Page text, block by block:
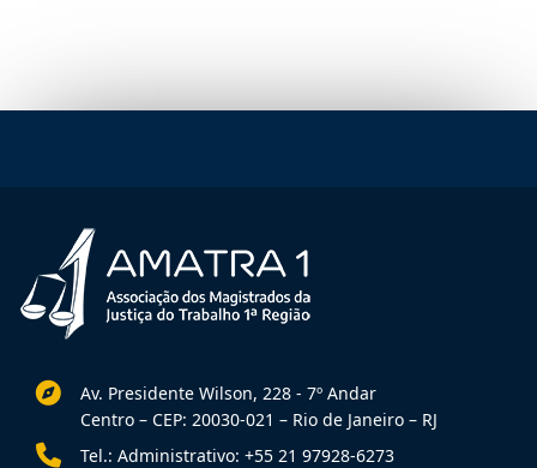
Av. Presidente Wilson, 228 - 7º Andar
Centro – CEP: 20030-021 – Rio de Janeiro – RJ
Tel.: Administrativo: +55 21 97928-6273